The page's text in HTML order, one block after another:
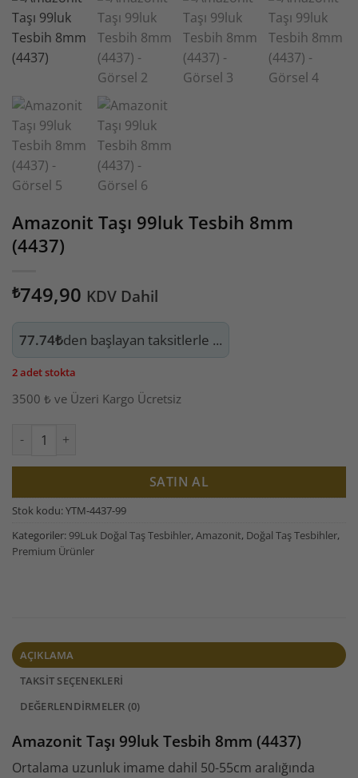
- SİPARİŞ SONRASI KARGO TAKİBİ İÇİN HESABIM - SİPARİŞLERİM
Amazonit Taşı 99luk Tesbih 8mm
(4437)
₺749,90 KDV Dahil
77.74₺den başlayan taksitlerle ...
2 adet stokta
3500 ₺ ve Üzeri Kargo Ücretsiz
Amazonit Taşı 99luk Tesbih 8mm (4437) adet
SATIN AL
Alternative:
Stok kodu:YTM-4437-99
Kategoriler: 99Luk Doğal Taş Tesbihler, Amazonit, Doğal Taş Tesbihler,
Premium Ürünler
AÇIKLAMA
TAKSIT SEÇENEKLERI
DEĞERLENDIRMELER (0)
Amazonit Taşı 99luk Tesbih 8mm (4437)
Ortalama uzunluk imame dahil 50-55cm aralığında